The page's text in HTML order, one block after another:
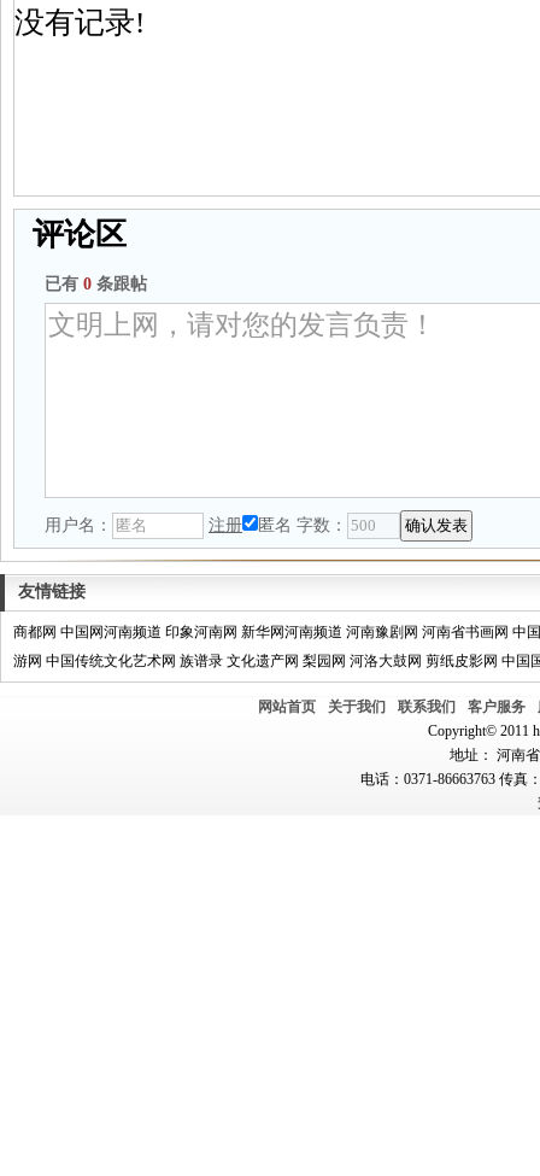
没有记录!
评论区
已有 0 条跟帖
用户名： 注册 匿名 字数：
友情链接
商都网 中国网河南频道 印象河南网 新华网河南频道 河南豫剧网 河南省书画网 中
游网 中国传统文化艺术网 族谱录 文化遗产网 梨园网 河洛大鼓网 剪纸皮影网 中国
网站首页 关于我们 联系我们 客户服务
Copyright© 2011
地址： 河南
电话：0371-86663763 传真